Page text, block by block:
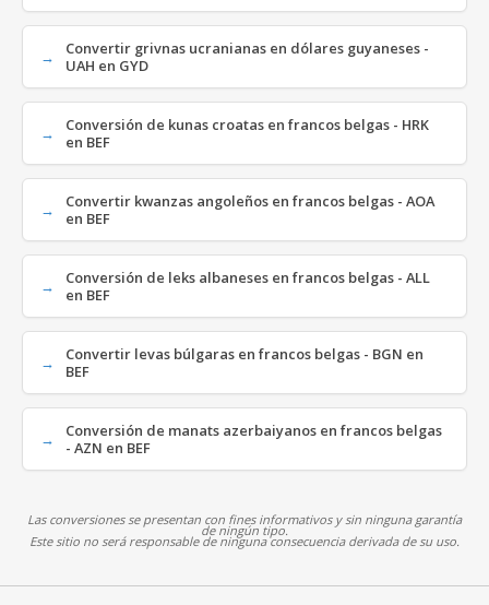
Convertir grivnas ucranianas en dólares guyaneses -
UAH en GYD
Conversión de kunas croatas en francos belgas - HRK
en BEF
Convertir kwanzas angoleños en francos belgas - AOA
en BEF
Conversión de leks albaneses en francos belgas - ALL
en BEF
Convertir levas búlgaras en francos belgas - BGN en
BEF
Conversión de manats azerbaiyanos en francos belgas
- AZN en BEF
Las conversiones se presentan con fines informativos y sin ninguna garantía
de ningún tipo.
Este sitio no será responsable de ninguna consecuencia derivada de su uso.